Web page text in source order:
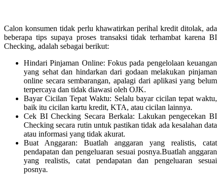
Calon konsumen tidak perlu khawatirkan perihal kredit ditolak, ada
beberapa tips supaya proses transaksi tidak terhambat karena BI
Checking, adalah sebagai berikut:
Hindari Pinjaman Online: Fokus pada pengelolaan keuangan
yang sehat dan hindarkan dari godaan melakukan pinjaman
online secara sembarangan, apalagi dari aplikasi yang belum
terpercaya dan tidak diawasi oleh OJK.
Bayar Cicilan Tepat Waktu: Selalu bayar cicilan tepat waktu,
baik itu cicilan kartu kredit, KTA, atau cicilan lainnya.
Cek BI Checking Secara Berkala: Lakukan pengecekan BI
Checking secara rutin untuk pastikan tidak ada kesalahan data
atau informasi yang tidak akurat.
Buat Anggaran: Buatlah anggaran yang realistis, catat
pendapatan dan pengeluaran sesuai posnya.Buatlah anggaran
yang realistis, catat pendapatan dan pengeluaran sesuai
posnya.